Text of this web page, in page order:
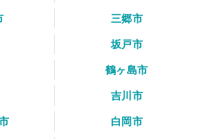
三郷市
坂戸市
鶴ヶ島市
吉川市
白岡市